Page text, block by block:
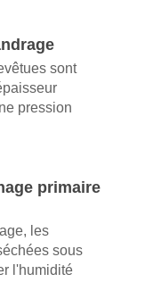
sont
pression
primaire
les
sous
l'humidité